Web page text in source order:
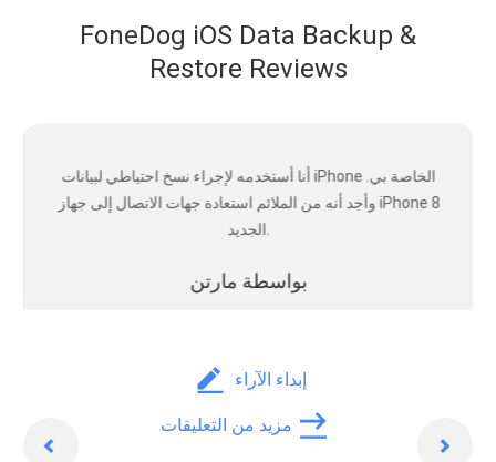
FoneDog iOS Data Backup &
Restore Reviews
أنا أستخدمه لإجراء نسخ احتياطي لبيانات iPhone الخاصة بي.
وأجد أنه من الملائم استعادة جهات الاتصال إلى جهاز iPhone 8
بواسطة مارتن